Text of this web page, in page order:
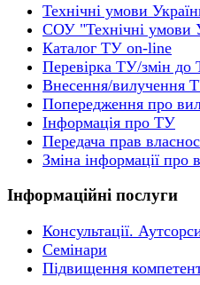
Технічні умови
СОУ "Технічні умови
Каталог ТУ on-line
Перевірка ТУ/змін до
Внесення/вилучення
Попередження про
Інформація про ТУ
Передача прав
Зміна інформації про
Інформаційні послуги
Консультації.
Семінари
Підвищення